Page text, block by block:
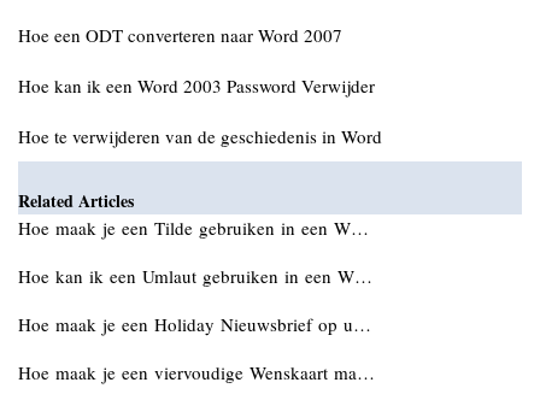
Hoe een ODT converteren naar Word 2007
Hoe kan ik een Word 2003 Password Verwijder
Hoe te verwijderen van de geschiedenis in Word
Related Articles
Hoe maak je een Tilde gebruiken in een W…
Hoe kan ik een Umlaut gebruiken in een W…
Hoe maak je een Holiday Nieuwsbrief op u…
Hoe maak je een viervoudige Wenskaart ma…